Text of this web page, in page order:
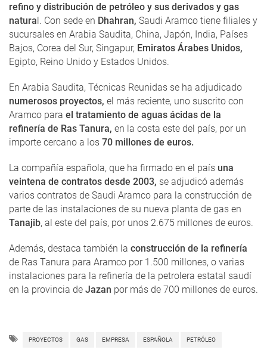
refino y distribución de petróleo y sus derivados y gas
natura l. Con sede en Dhahran, Saudi Aramco tiene filiales y
sucursales en Arabia Saudita, China, Japón, India, Países
Bajos, Corea del Sur, Singapur, Emiratos Árabes Unidos,
Egipto, Reino Unido y Estados Unidos.
En Arabia Saudita, Técnicas Reunidas se ha adjudicado
numerosos proyectos, el más reciente, uno suscrito con
Aramco para el tratamiento de aguas ácidas de la
refinería de Ras Tanura, en la costa este del país, por un
importe cercano a los 70 millones de euros.
La compañía española, que ha firmado en el país una
veintena de contratos desde 2003, se adjudicó además
varios contratos de Saudi Aramco para la construcción de
parte de las instalaciones de su nueva planta de gas en
Tanajib, al este del país, por unos 2.675 millones de euros.
Además, destaca también la construcción de la refinería
de Ras Tanura para Aramco por 1.500 millones, o varias
instalaciones para la refinería de la petrolera estatal saudí
en la provincia de Jazan por más de 700 millones de euros.
PROYECTOS GAS EMPRESA ESPAÑOLA PETRÓLEO